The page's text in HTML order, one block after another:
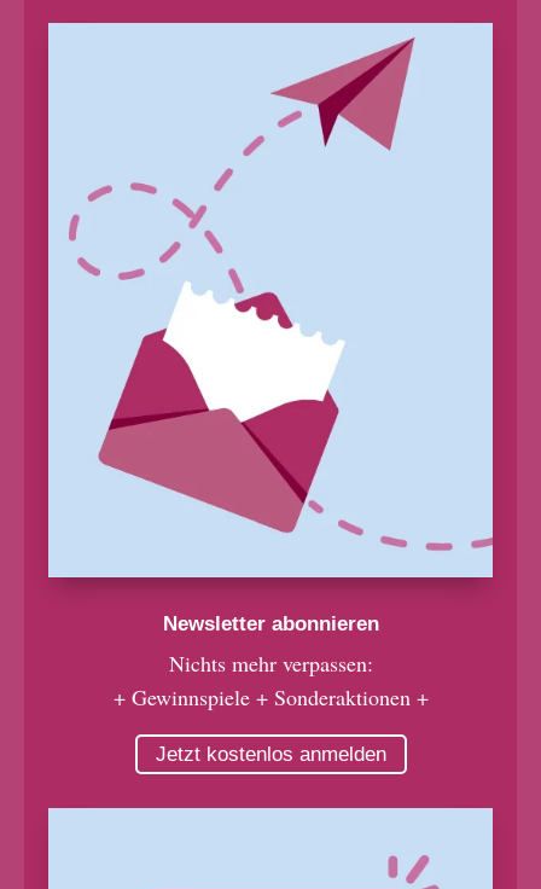
Newsletter abonnieren
Nichts mehr verpassen:
+ Gewinnspiele + Sonderaktionen +
Jetzt kostenlos anmelden